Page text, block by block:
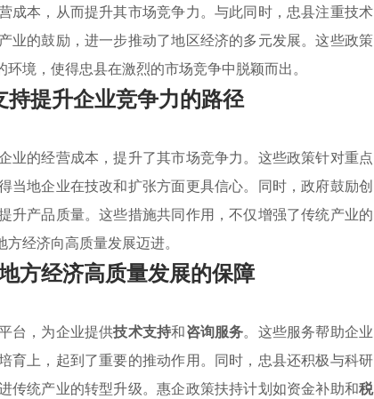
成本，从而提升其市场竞争力。与此同时，忠县注重技术
业的鼓励，进一步推动了地区经济的多元发展。这些政策
境，使得忠县在激烈的市场竞争中脱颖而出。
提升企业竞争力的路径
业的经营成本，提升了其市场竞争力。这些政策针对重点
当地企业在技改和扩张方面更具信心。同时，政府鼓励创
升产品质量。这些措施共同作用，不仅增强了传统产业的
经济向高质量发展迈进。
方经济高质量发展的保障
台，为企业提供技术支持和咨询服务。这些服务帮助企业
育上，起到了重要的推动作用。同时，忠县还积极与科研
传统产业的转型升级。惠企政策扶持计划如资金补助和税